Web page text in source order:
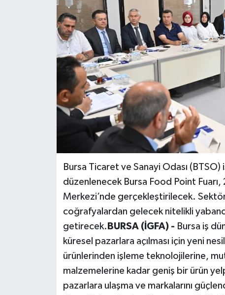
Bursa Ticaret ve Sanayi Odası (BTSO)
düzenlenecek Bursa Food Point
Merkezi’nde gerçekleştirilecek.
coğrafyalardan gelecek nitelikli
getirecek. BURSA (İGFA) - Bursa iş
küresel pazarlara açılması için yeni
ürünlerinden işleme teknolojilerine,
malzemelerine kadar geniş bir ürün
pazarlara ulaşma ve markalarını